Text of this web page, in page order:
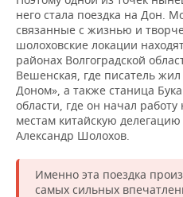
него стала поездка на Дон.
связанные с жизнью и
шолоховские локации
районах Волгоградской
Вешенская, где писатель
Доном», а также станица
области, где он начал
местам китайскую
Александр Шолохов.
Именно эта поездка
самых сильных